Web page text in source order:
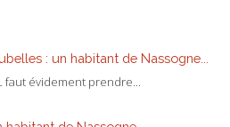
: un habitant de Nassogne...
faut évidement prendre...